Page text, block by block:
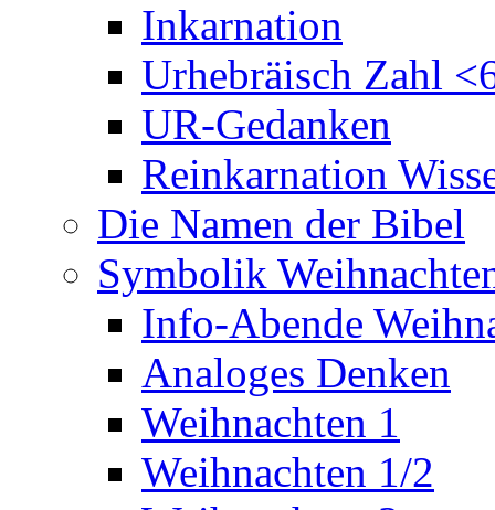
Inkarnation
Urhebräisch Zahl
UR-Gedanken
Reinkarnation
Die Namen der Bibel
Symbolik
Info-Abende
Analoges Denken
Weihnachten 1
Weihnachten 1/2